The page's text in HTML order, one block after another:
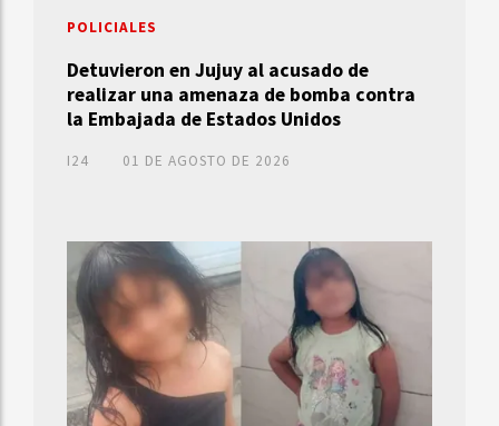
Detuvieron en Jujuy al acusado de
realizar una amenaza de bomba contra
la Embajada de Estados Unidos
I24
POLICIALES
01 DE AGOSTO DE 2026